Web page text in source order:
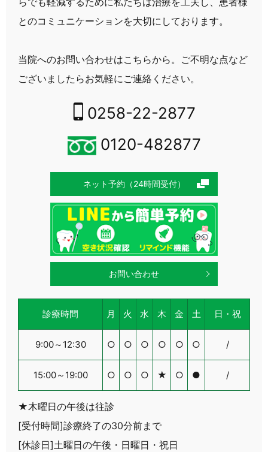
とのコミュニケーションを大切にしております。
当院へのお問い合わせはこちらから。 ご不明な点など
ございましたらお気軽にご連絡ください。
0258-22-2877
0120-482877
ネット予約（24時間受付）
お問い合わせ
診療時間 月 火 水 木 金 土 日・祝
9:00～12:30 ○ ○ ○ ○ ○ ○ /
15:00～19:00 ○ ○ ○ ★ ○ ● /
★木曜日の午後は往診
[受付時間]診療終了の30分前まで
[休診日]土曜日の午後・日曜日・祝日